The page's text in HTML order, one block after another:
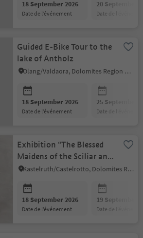
18 September 2026
date de l’événement
20 September
date de
Guided E-Bike Tour to the
lake of Antholz
Olang/Valdaora, Dolomites Region Kronplatz/Plan de Corones
18 September 2026
date de l’événement
25 September
date de
Exhibition “The Blessed
Maidens of the Sciliar and
the Witches in autumn”
Kastelruth/Castelrotto, Dolomites Region Seiser Alm
18 September 2026
date de l’événement
19 September
date de